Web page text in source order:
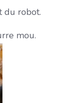
du robot.
mou.